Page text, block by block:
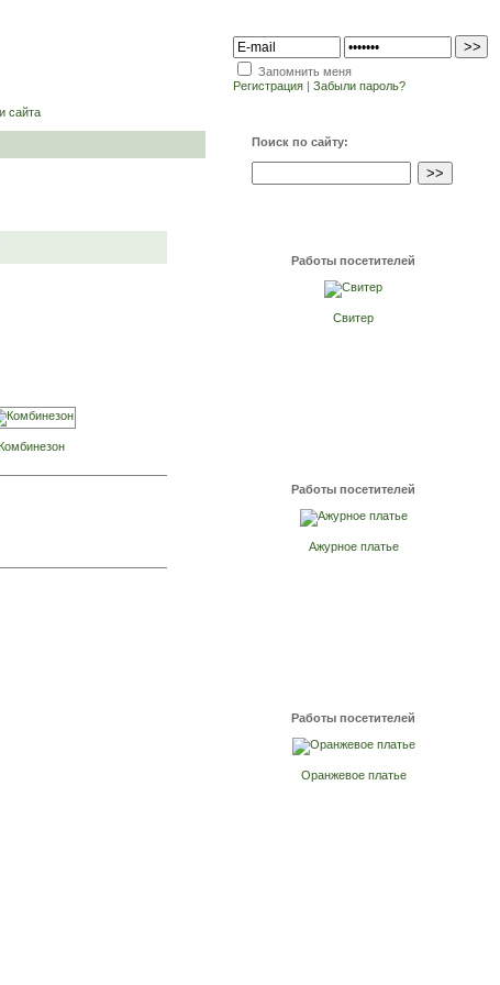
Запомнить меня
Регистрация | Забыли пароль?
сайта
Комбинезон
Поиск по сайту:
Работы посетителей
Свитер
Работы посетителей
Ажурное платье
Работы посетителей
Оранжевое платье